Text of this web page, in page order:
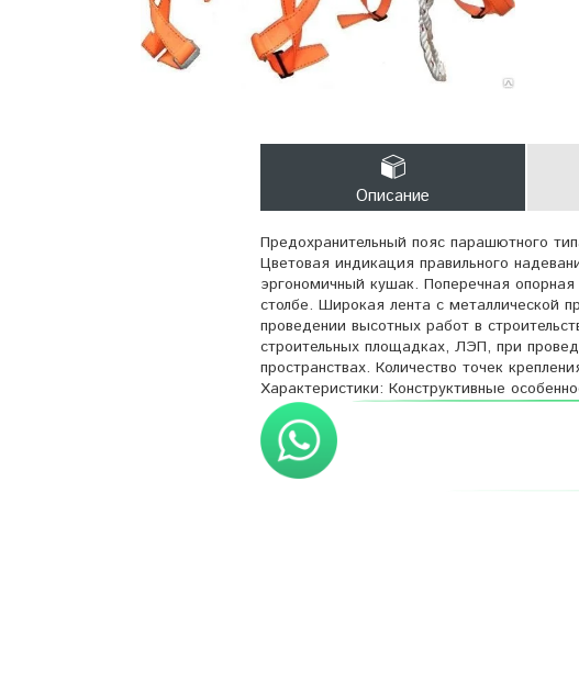
Описание
Предохранительный пояс парашютного
Цветовая индикация правильного
эргономичный кушак. Поперечная
столбе. Широкая лента с металлической
проведении высотных работ в
строительных площадках, ЛЭП, при
пространствах. Количество точек
Характеристики: Конструктивные